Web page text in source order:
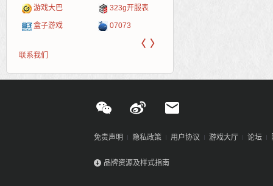
游戏大巴 323g开服表
盒子游戏 07073
〈 〉
联系我们
免责声明 隐私政策 用户协议 游戏大厅 论坛
品牌资源及样式指南